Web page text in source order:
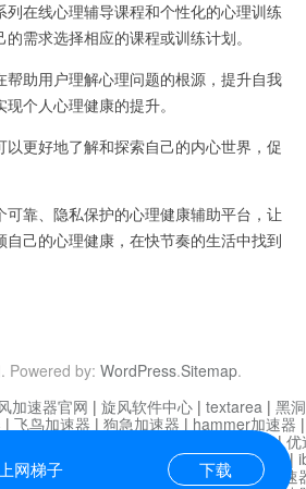
在线心理辅导课程和个性化的心理训练
需求选择相应的课程或训练计划。
助用户理解心理问题的根源，提升自我
个人心理健康的提升。
更好地了解和探索自己的内心世界，促
靠、隐私保护的心理健康辅助平台，让
己的心理健康，在快节奏的生活中找到
. Powered by: WordPress.Sitemap.
网梯子 下载
加速器官网 | 旋风软件中心 | textarea | 黑
| 飞鸟加速器 | 狗急加速器 | hammer加速器
迷雾通|优
|falemon 快橙加速器|anycast加速器 |
老王加速器 | 白石山|
小牛加速